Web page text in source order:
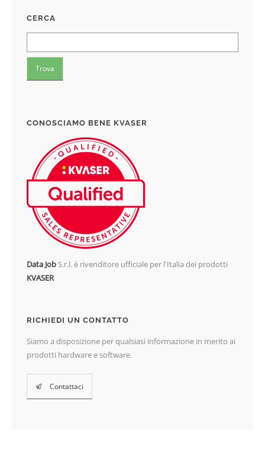
CERCA
CONOSCIAMO BENE KVASER
Data JobS.r.l. è rivenditore ufficiale per l'Italia dei prodotti
KVASER
RICHIEDI UN CONTATTO
Siamo a disposizione per qualsiasi informazione in merito ai
prodotti hardware e software.
Contattaci